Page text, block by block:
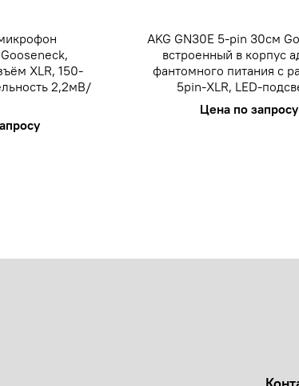
XLR, 150-
2,2мВ/
AKG GN30E 5-pin 30см
встроенный в корпус
фантомного питания с
5pin-XLR, LED-
Цена по запросу